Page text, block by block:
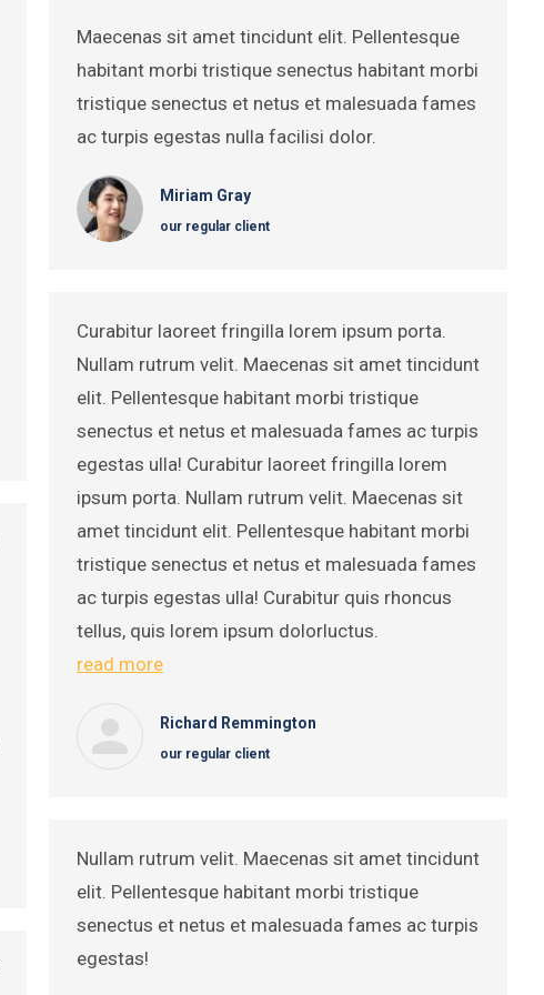
Maecenas sit amet tincidunt elit. Pellentesque
habitant morbi tristique senectus habitant morbi
tristique senectus et netus et malesuada fames
ac turpis egestas nulla facilisi dolor.
Miriam Gray
our regular client
Curabitur laoreet fringilla lorem ipsum porta.
Nullam rutrum velit. Maecenas sit amet tincidunt
elit. Pellentesque habitant morbi tristique
senectus et netus et malesuada fames ac turpis
egestas ulla! Curabitur laoreet fringilla lorem
ipsum porta. Nullam rutrum velit. Maecenas sit
amet tincidunt elit. Pellentesque habitant morbi
tristique senectus et netus et malesuada fames
ac turpis egestas ulla! Curabitur quis rhoncus
tellus, quis lorem ipsum dolorluctus.
read more
Richard Remmington
our regular client
Nullam rutrum velit. Maecenas sit amet tincidunt
elit. Pellentesque habitant morbi tristique
senectus et netus et malesuada fames ac turpis
egestas!